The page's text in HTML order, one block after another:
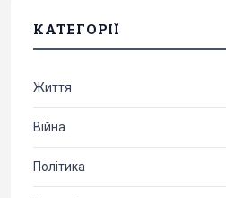
КАТЕГОРІЇ
Життя
Війна
Політика